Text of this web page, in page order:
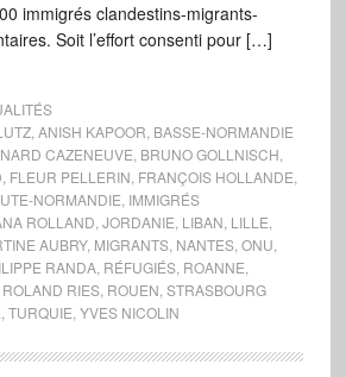
immigrés clandestins-migrants-
Soit l’effort consenti pour […]
, ANISH KAPOOR BASSE-NORMANDIE
CAZENEUVE BRUNO GOLLNISCH
FLEUR PELLERIN FRANÇOIS HOLLANDE
NORMANDIE IMMIGRÉS
ROLLAND JORDANIE LIBAN LILLE
AUBRY, MIGRANTS, NANTES, ONU
RANDA, RÉFUGIÉS, ROANNE
ROLAND RIES, ROUEN STRASBOURG
TURQUIE YVES NICOLIN